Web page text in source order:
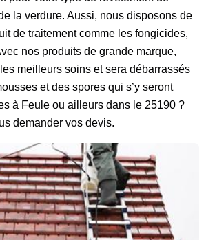
la verdure. Aussi, nous disposons de
de traitement comme les fongicides,
nos produits de grande marque,
meilleurs soins et sera débarrassés
et des spores qui s’y seront
à Feule ou ailleurs dans le 25190 ?
demander vos devis.